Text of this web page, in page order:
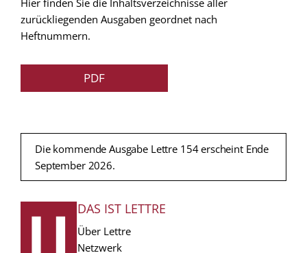
zurückliegenden Ausgaben geordnet nach
Heftnummern.
PDF
Die kommende Ausgabe Lettre 154 erscheint Ende
September 2026.
FUSSZEILE
DAS IST LETTRE
Über Lettre
Netzwerk